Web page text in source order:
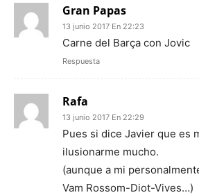
Gran Papas
13 junio 2017 En 22:23
Carne del Barça con Jovic
Respuesta
Rafa
13 junio 2017 En 22:29
Pues si dice Javier que es
ilusionarme mucho.
(aunque a mi
Vam Rossom-Diot-Vives…)